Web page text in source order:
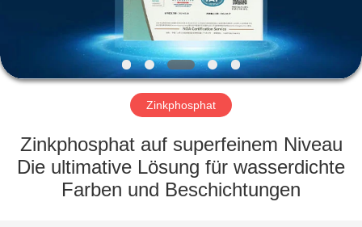
VIDEOS
ÜBER
WERKSBESICHTIGUNG
Zinkphosphat
Zinkphosphat auf superfeinem Niveau
Die ultimative Lösung für wasserdichte
Farben und Beschichtungen